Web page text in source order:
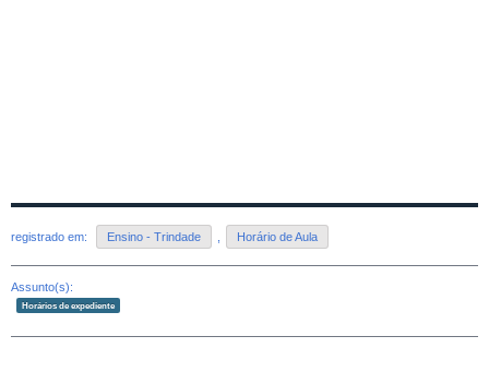
registrado em: Ensino - Trindade Horário de Aula
Assunto(s):
Horários de expediente